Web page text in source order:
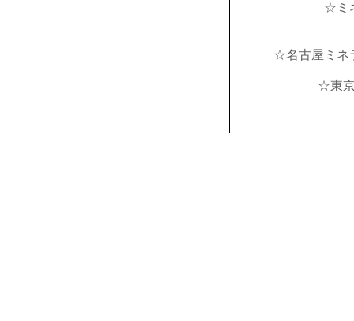
☆ミ
☆名古屋ミ
☆東